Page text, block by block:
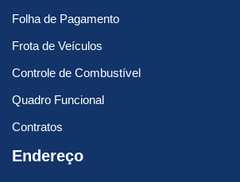
Folha de Pagamento
Frota de Veículos
Controle de Combustível
Quadro Funcional
Contratos
Endereço